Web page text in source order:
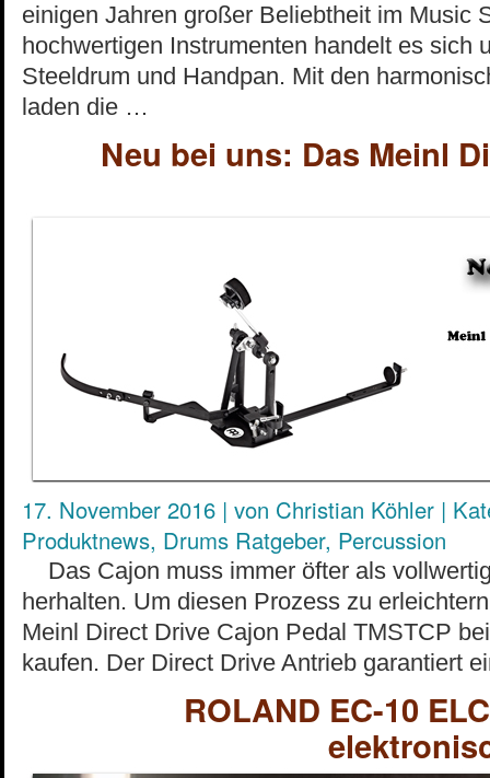
einigen Jahren großer Beliebtheit im Music
hochwertigen Instrumenten handelt es sich
Steeldrum und Handpan. Mit den
laden die …
Neu bei uns: Das Meinl
17. November 2016 | von Christian Köhler |
Produktnews, Drums Ratgeber, Percussion
Das Cajon muss immer öfter als
herhalten. Um diesen Prozess zu
Meinl Direct Drive Cajon Pedal TMSTCP
kaufen. Der Direct Drive Antrieb garantiert
ROLAND EC-10